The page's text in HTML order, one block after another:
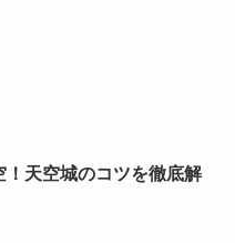
！天空城のコツを徹底解